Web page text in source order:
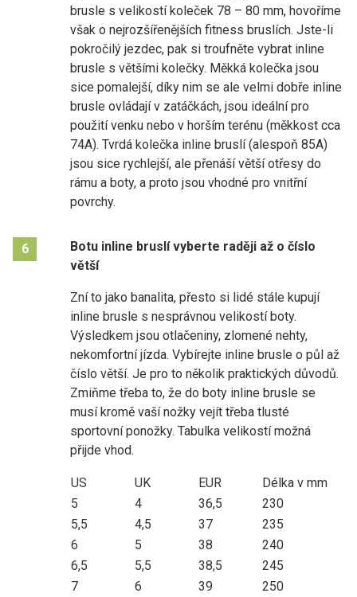
brusle s velikostí koleček 78 – 80 mm, hovoříme
však o nejrozšířenějších fitness bruslích. Jste-li
pokročilý jezdec, pak si troufněte vybrat inline
brusle s většími kolečky. Měkká kolečka jsou
sice pomalejší, díky nim se ale velmi dobře inline
brusle ovládají v zatáčkách, jsou ideální pro
použití venku nebo v horším terénu (měkkost cca
74A). Tvrdá kolečka inline bruslí (alespoň 85A)
jsou sice rychlejší, ale přenáší větší otřesy do
rámu a boty, a proto jsou vhodné pro vnitřní
povrchy.
6
Botu inline bruslí vyberte raději až o číslo
větší
Zní to jako banalita, přesto si lidé stále kupují
inline brusle s nesprávnou velikostí boty.
Výsledkem jsou otlačeniny, zlomené nehty,
nekomfortní jízda. Vybírejte inline brusle o půl až
číslo větší. Je pro to několik praktických důvodů.
Zmiňme třeba to, že do boty inline brusle se
musí kromě vaší nožky vejít třeba tlusté
sportovní ponožky. Tabulka velikostí možná
přijde vhod.
US UK EUR
Délka v mm
5
4 36,5
230
5,5
4,5 37
235
6
5 38
240
6,5
5,5 38,5
245
7
6 39
250